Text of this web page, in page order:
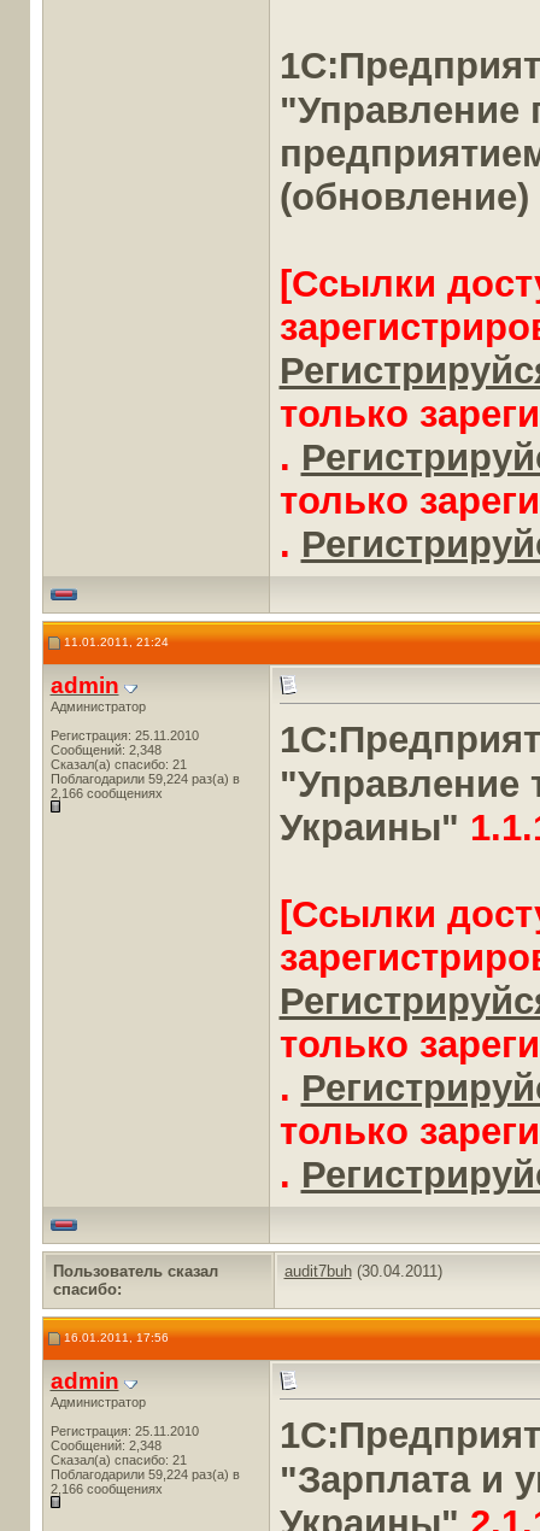
"Управление
[Ссылки
только
.
только
.
11.01.2011, 21:24
admin
Администратор
Регистрация: 25.11.2010
Сообщений: 2,348
Сказал(а) спасибо: 21
Поблагодарили 59,224 раз(а) в
2,166 сообщениях
"Управление
Украины"
[Ссылки
только
.
только
.
Пользователь сказал
cпасибо:
audit7buh(30.04.2011)
16.01.2011, 17:56
admin
Администратор
Регистрация: 25.11.2010
Сообщений: 2,348
Сказал(а) спасибо: 21
Поблагодарили 59,224 раз(а) в
2,166 сообщениях
"Зарплата и